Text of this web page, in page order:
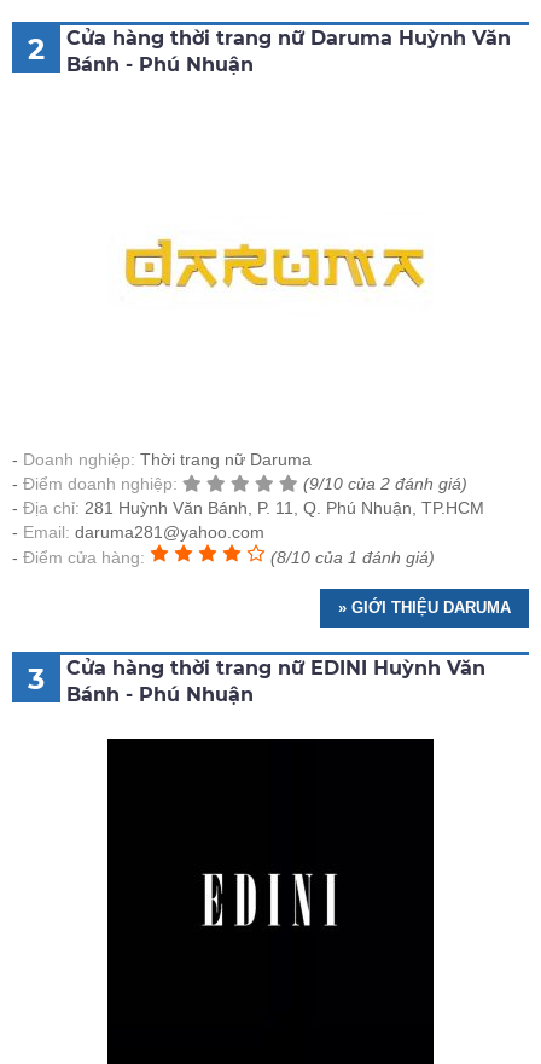
2
Cửa hàng thời trang nữ Daruma Huỳnh Văn
Bánh - Phú Nhuận
Doanh nghiệp: Thời trang nữ Daruma
Điểm doanh nghiệp:
(9/10 của 2 đánh giá)
Địa chỉ: 281 Huỳnh Văn Bánh, P. 11, Q. Phú Nhuận, TP.HCM
Email: daruma281@yahoo.com
Điểm cửa hàng:
(8/10 của 1 đánh giá)
» GIỚI THIỆU DARUMA
3
Cửa hàng thời trang nữ EDINI Huỳnh Văn
Bánh - Phú Nhuận